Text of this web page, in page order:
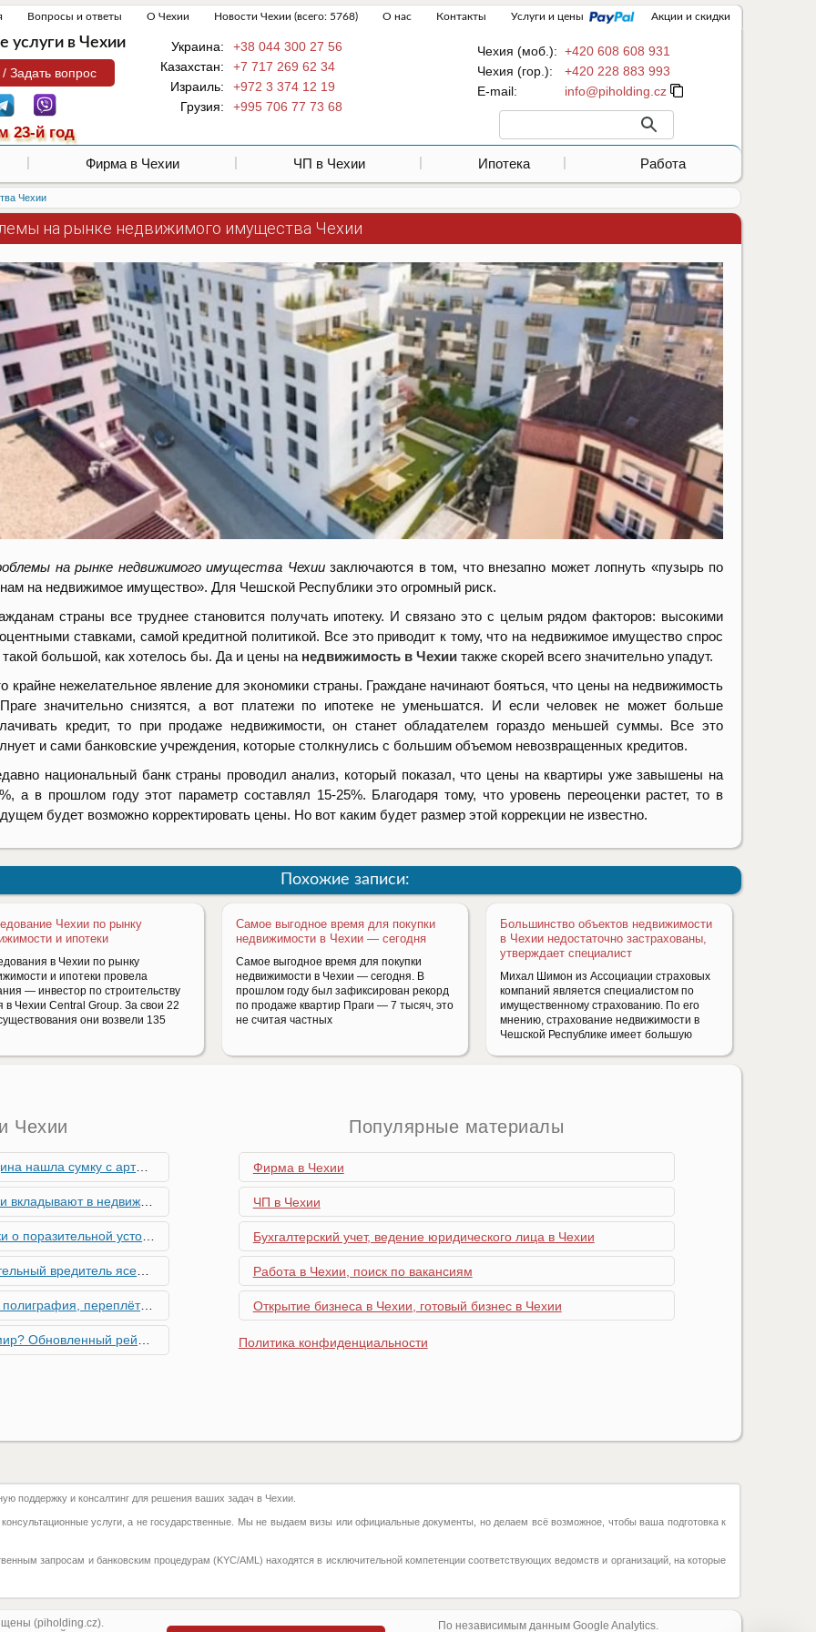
Вопросы и ответы О Чехии Новости Чехии (всего: 5768) О нас Контакты Услуги и цены Акции и скидки
Задать вопрос
23-й год
услуги в Чехии Чехия (моб.): +420 608 608 931
Чехия (гор.):
+420 228 883 993
Е-mail:
Украина:
+38 044 300 27 56
Казахстан:
+7 717 269 62 34
Израиль:
+972 3 374 12 19
Грузия:
+995 706 77 73 68
Фирма в Чехии ЧП в Чехии Ипотека Работа
Чехии
на рынке недвижимого имущества Чехии
на рынке недвижимого имущества Чехиизаключаются в том, что внезапно может лопнуть «пузырь по
на недвижимое имущество». Для Чешской Республики это огромный риск.
страны все труднее становится получать ипотеку. И связано это с целым рядом факторов: высокими
ставками, самой кредитной политикой. Все это приводит к тому, что на недвижимое имущество спрос
такой большой, как хотелось бы. Да и цены на недвижимость в Чехии также скорей всего значительно упадут.
крайне нежелательное явление для экономики страны. Граждане начинают бояться, что цены на недвижимость
значительно снизятся, а вот платежи по ипотеке не уменьшатся. И если человек не может больше
кредит, то при продаже недвижимости, он станет обладателем гораздо меньшей суммы. Все это
и сами банковские учреждения, которые столкнулись с большим объемом невозвращенных кредитов.
национальный банк страны проводил анализ, который показал, что цены на квартиры уже завышены на
а в прошлом году этот параметр составлял 15-25%. Благодаря тому, что уровень переоценки растет, то в
будет возможно корректировать цены. Но вот каким будет размер этой коррекции не известно.
Похожие записи:
Чехии по рынку
и ипотеки
в Чехии по рынку
и ипотеки провела
— инвестор по строительству
в Чехии Central Group. За свои 22
они возвели 135
Самое выгодное время для покупки
недвижимости в Чехии — сегодня
Самое выгодное время для покупки
недвижимости в Чехии — сегодня. В
прошлом году был зафиксирован рекорд
по продаже квартир Праги — 7 тысяч, это
не считая частных
Большинство объектов недвижимости
в Чехии недостаточно застрахованы,
утверждает специалист
Mихал Шимон из Ассоциации страховых
компаний является специалистом по
имущественному страхованию. По его
мнению, страхование недвижимости в
Чешской Республике имеет большую
Чехии
снарядами, остановив движение поездов
и почему меняются их предпочтения?
устойчивости экономики Чехии
к Чехии, необходима бдительность граждан
работы в Чехии - простая лицензия №14
глобальной мобильности 2026 года
Семей с Детьми через Пособия по Уходу
фуникулере
миллионы туристов?
Популярные материалы
Фирма в Чехии
ЧП в Чехии
Бухгалтерский учет, ведение юридического лица в Чехии
Работа в Чехии, поиск по вакансиям
Открытие бизнеса в Чехии, готовый бизнес в Чехии
Политика конфиденциальности
поддержку и консалтинг для решения ваших задач в Чехии.
услуги, а не государственные. Мы не выдаем визы или официальные документы, но делаем всё возможное, чтобы ваша подготовка к
запросам и банковским процедурам (KYC/AML) находятся в исключительной компетенции соответствующих ведомств и организаций, на которые
(piholding.cz).
По независимым данным Google Analytics.